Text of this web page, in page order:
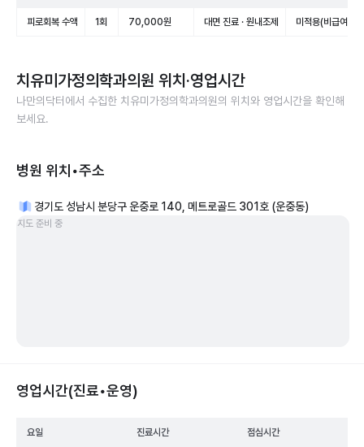
피로회복 수액 1회 70,000원 대면 진료 · 원내조제 미적용(비급여)
치유미가정의학과의원 위치·영업시간
나만의닥터에서 수집한 치유미가정의학과의원의 위치와 영업시간을 확인해
보세요.
병원 위치•주소
경기도 성남시 분당구 운중로 140, 메트로골드 301호 (운중동)
지도 준비 중
영업시간(진료•운영)
요일 진료시간 점심시간